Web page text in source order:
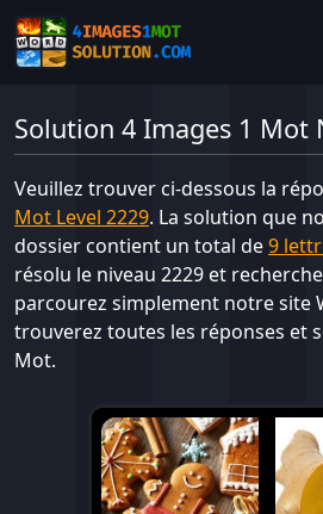
Solution 4 Images 1 Mot
Veuillez trouver ci-dessous la
Mot Level 2229. La solution que
dossier contient un total de9
résolu le niveau 2229 et
parcourez simplement notre site
trouverez toutes les réponses et
Mot.